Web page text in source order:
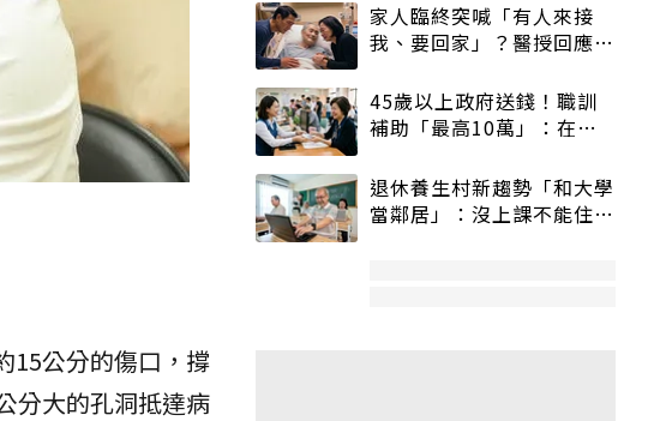
15公分的傷口，撐
分大的孔洞抵達病
家人臨終突喊「有人來接
我、要回家」？醫授回應方
45歲以上政府送錢！職訓
補助「最高10萬」：在
退休養生村新趨勢「和大學
當鄰居」：沒上課不能住、